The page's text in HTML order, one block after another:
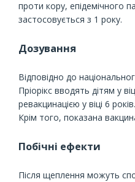
проти кору, епідемічного
застосовується з 1 року.
Дозування
Відповідно до
Пріорікс вводять дітям у
ревакцинацією у віці 6 років.
Крім того, показана
Побічні ефекти
Після щеплення можуть